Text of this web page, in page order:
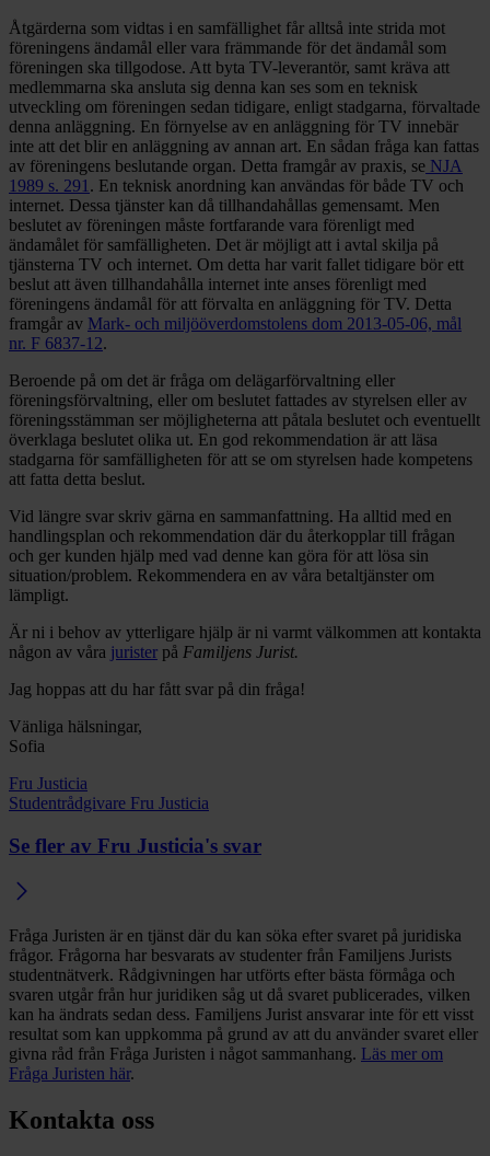
Åtgärderna som vidtas i en samfällighet får alltså inte strida mot
föreningens ändamål eller vara främmande för det ändamål som
föreningen ska tillgodose. Att byta TV-leverantör, samt kräva att
medlemmarna ska ansluta sig denna kan ses som en teknisk
utveckling om föreningen sedan tidigare, enligt stadgarna, förvaltade
denna anläggning. En förnyelse av en anläggning för TV innebär
inte att det blir en anläggning av annan art. En sådan fråga kan fattas
av föreningens beslutande organ. Detta framgår av praxis, se NJA
1989 s. 291 . En teknisk anordning kan användas för både TV och
internet. Dessa tjänster kan då tillhandahållas gemensamt. Men
beslutet av föreningen måste fortfarande vara förenligt med
ändamålet för samfälligheten. Det är möjligt att i avtal skilja på
tjänsterna TV och internet. Om detta har varit fallet tidigare bör ett
beslut att även tillhandahålla internet inte anses förenligt med
föreningens ändamål för att förvalta en anläggning för TV. Detta
framgår av Mark- och miljööverdomstolens dom 2013-05-06, mål
nr. F 6837-12.
Beroende på om det är fråga om delägarförvaltning eller
föreningsförvaltning, eller om beslutet fattades av styrelsen eller av
föreningsstämman ser möjligheterna att påtala beslutet och eventuellt
överklaga beslutet olika ut. En god rekommendation är att läsa
stadgarna för samfälligheten för att se om styrelsen hade kompetens
att fatta detta beslut.
Vid längre svar skriv gärna en sammanfattning. Ha alltid med en
handlingsplan och rekommendation där du återkopplar till frågan
och ger kunden hjälp med vad denne kan göra för att lösa sin
situation/problem. Rekommendera en av våra betaltjänster om
lämpligt.
Är ni i behov av ytterligare hjälp är ni varmt välkommen att kontakta
någon av våra jurister på Familjens Jurist.
Jag hoppas att du har fått svar på din fråga!
Vänliga hälsningar,
Sofia
Fru Justicia
Studentrådgivare Fru Justicia
Se fler av Fru Justicia's svar
Fråga Juristen är en tjänst där du kan söka efter svaret på juridiska
frågor. Frågorna har besvarats av studenter från Familjens Jurists
studentnätverk. Rådgivningen har utförts efter bästa förmåga och
svaren utgår från hur juridiken såg ut då svaret publicerades, vilken
kan ha ändrats sedan dess. Familjens Jurist ansvarar inte för ett visst
resultat som kan uppkomma på grund av att du använder svaret eller
givna råd från Fråga Juristen i något sammanhang. Läs mer om
Fråga Juristen här.
Kontakta oss